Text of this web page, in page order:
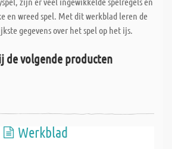
de snelle levering van uw op maat
Dankzij speciale
en alles zonder extra kosten. Nieuw is
etikettering van uw op maat gemaakte
wordt afzonderlijk gelabeld, zodat
de dag toe kunt grijpen op uw maatwerp,
na hoeft te meten.
en wreed spel. Met dit werkblad leren de
gegevens over het spel op het ijs.
de volgende producten
Werkblad